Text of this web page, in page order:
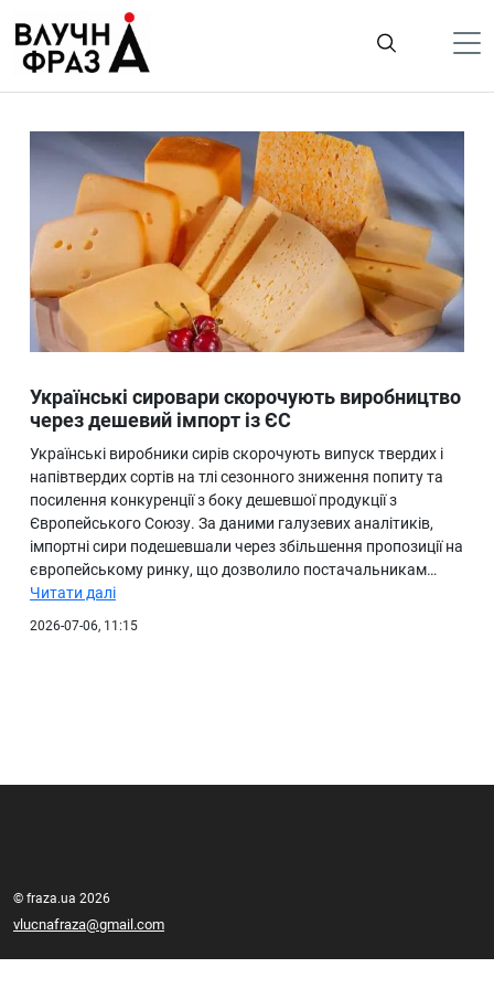
содержимому
Гроші
Життя
Лайфстайл
ТехноНаука
Людина
Ukraine
Про нас
Українські сировари скорочують виробництво
через дешевий імпорт із ЄС
Українські виробники сирів скорочують випуск твердих і
напівтвердих сортів на тлі сезонного зниження попиту та
посилення конкуренції з боку дешевшої продукції з
Європейського Союзу. За даними галузевих аналітиків,
імпортні сири подешевшали через збільшення пропозиції на
європейському ринку, що дозволило постачальникам…
Читати далі
2026-07-06, 11:15
© fraza.ua 2026
vlucnafraza@gmail.com